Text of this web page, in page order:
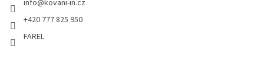
info@kovani-in.cz
+420 777 825 950
FAREL